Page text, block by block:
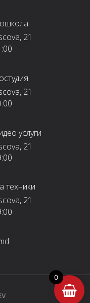
21
21
услуги
21
техники
21
0